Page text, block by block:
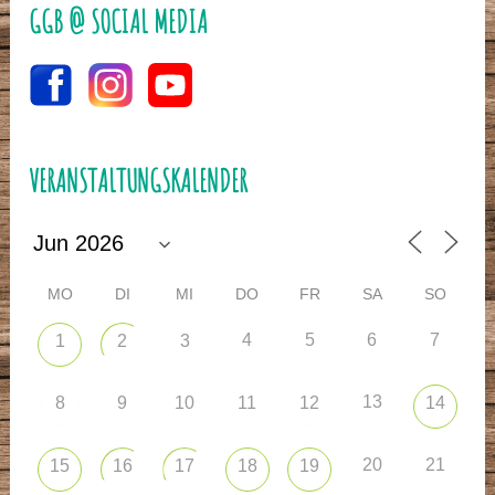
GGB @ SOCIAL MEDIA
VERANSTALTUNGSKALENDER
MO DI MI DO FR SA SO
1 2 3 4 5 6 7
8 9 10 11 12 13 14
15 16 17 18 19 20 21